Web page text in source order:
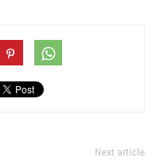
Next article